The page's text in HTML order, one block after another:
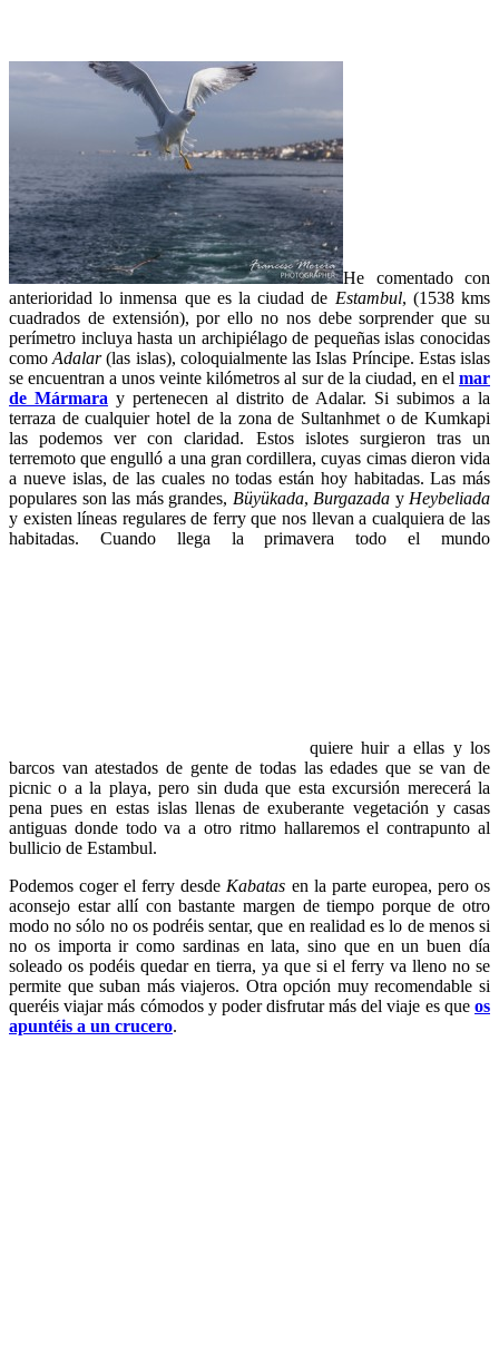
He comentado con
anterioridad lo inmensa que es la ciudad de Estambul, (1538 kms
cuadrados de extensión), por ello no nos debe sorprender que su
perímetro incluya hasta un archipiélago de pequeñas islas conocidas
comoAdalar(las islas), coloquialmente las Islas Príncipe. Estas islas
se encuentran a unos veinte kilómetros al sur de la ciudad, en el mar
de Mármara y pertenecen al distrito de Adalar. Si subimos a la
terraza de cualquier hotel de la zona de Sultanhmet o de Kumkapi
las podemos ver con claridad. Estos islotes surgieron tras un
terremoto que engulló a una gran cordillera, cuyas cimas dieron vida
a nueve islas, de las cuales no todas están hoy habitadas. Las más
populares son las más grandes, Büyükada, Burgazada y Heybeliada
y existen líneas regulares de ferry que nos llevan a cualquiera de las
habitadas. Cuando llega la primavera todo el mundo
quiere huir a ellas y los
barcos van atestados de gente de todas las edades que se van de
picnic o a la playa, pero sin duda que esta excursión merecerá la
pena pues en estas islas llenas de exuberante vegetación y casas
antiguas donde todo va a otro ritmo hallaremos el contrapunto al
bullicio de Estambul.
Podemos coger el ferry desdeKabatas en la parte europea, pero os
aconsejo estar allí con bastante margen de tiempo porque de otro
modo no sólo no os podréis sentar, que en realidad es lo de menos si
no os importa ir como sardinas en lata, sino que en un buen día
soleado os podéis quedar en tierra, ya que si el ferry va lleno no se
permite que suban más viajeros. Otra opción muy recomendable si
queréis viajar más cómodos y poder disfrutar más del viaje es que os
apuntéis a un crucero.